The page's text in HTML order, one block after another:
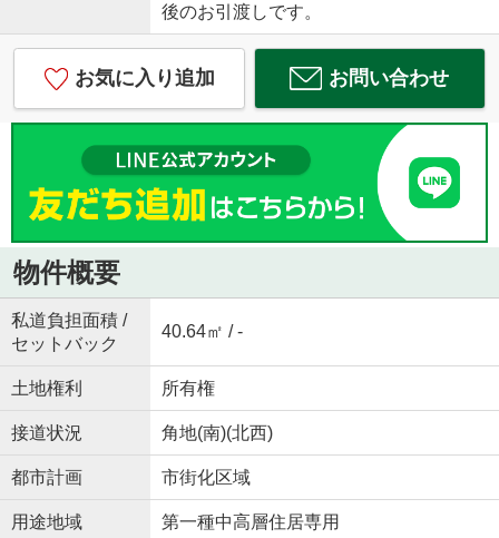
後のお引渡しです。
お気に入り追加 お問い合わせ
物件概要
私道負担面積 /
セットバック
40.64㎡ / -
土地権利 所有権
接道状況 角地(南)(北西)
都市計画 市街化区域
用途地域 第一種中高層住居専用